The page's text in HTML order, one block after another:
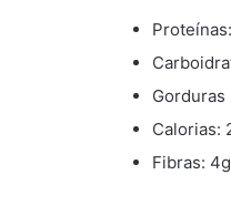
Gorduras
Calorias:
Fibras: 4g